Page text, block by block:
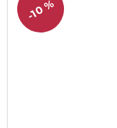
-10 %